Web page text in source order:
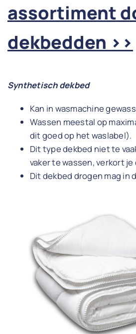
assortiment
dekbedden >>
Synthetisch dekbed
Kan in wasmachine
Wassen meestal op
dit goed op het waslabel).
Dit type dekbed niet te
vaker te wassen, verkort
Dit dekbed drogen mag in